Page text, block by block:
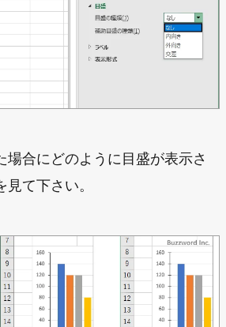
場合にどのように目盛が表示さ
て下さい。